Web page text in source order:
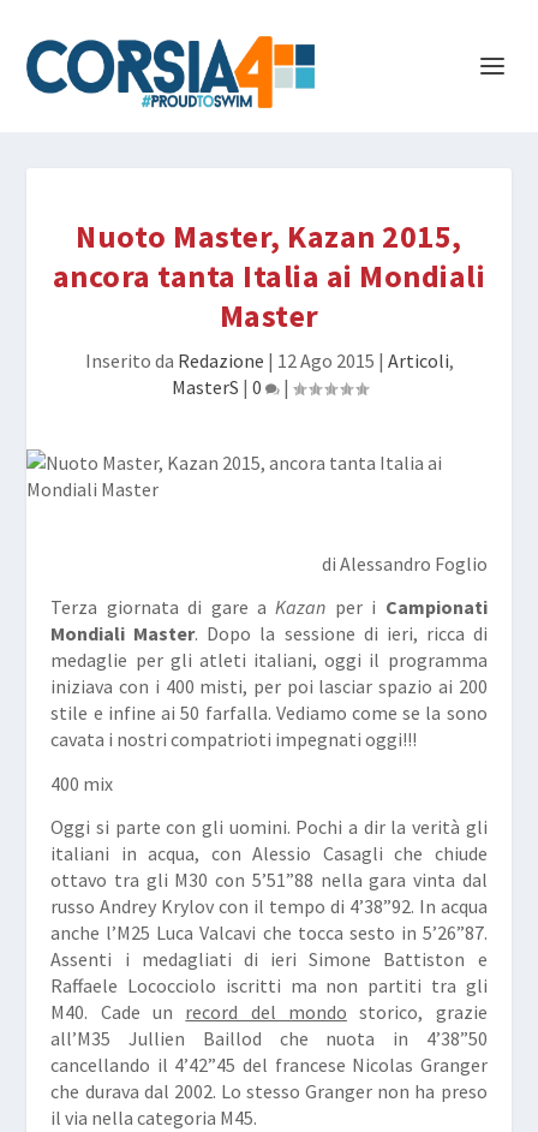
Nuoto Master, Kazan 2015,
ancora tanta Italia ai Mondiali
Master
Inserito da Redazione | 12 Ago 2015 | Articoli,
MasterS | 0 |
di Alessandro Foglio
Terza giornata di gare aKazan per i Campionati
Mondiali Master. Dopo la sessione di ieri, ricca di
medaglie per gli atleti italiani, oggi il programma
iniziava con i 400 misti, per poi lasciar spazio ai 200
stile e infine ai 50 farfalla. Vediamo come se la sono
cavata i nostri compatrioti impegnati oggi!!!
400 mix
Oggi si parte con gli uomini. Pochi a dir la verità gli
italiani in acqua, con Alessio Casagliche chiude
ottavo tra gli M30 con 5’51”88 nella gara vinta dal
russo Andrey Krylovcon il tempo di 4’38”92. In acqua
anche l’M25 LucaValcavi che tocca sesto in 5’26”87.
Assenti i medagliati di ieri Simone Battiston e
Raffaele Lococciolo iscritti ma non partiti tra gli
M40. Cade un record del mondo storico, grazie
all’M35 Jullien Baillod che nuota in 4’38”50
cancellando il 4’42”45 del francese Nicolas Granger
che durava dal 2002. Lo stessoGranger non ha preso
il via nella categoria M45.